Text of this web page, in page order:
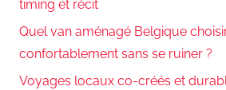
timing et récit
Quel van aménagé Belgique
confortablement sans se ruiner ?
Voyages locaux co-créés et